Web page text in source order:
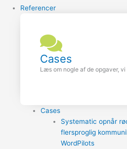
Referencer
Cases
Læs om nogle af de opgaver,
Cases
Systematic opnår
flersproglig
WordPilots